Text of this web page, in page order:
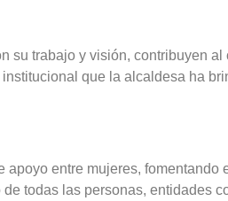
su trabajo y visión, contribuyen
que la alcaldesa ha
entre mujeres,
todas las personas, entidades